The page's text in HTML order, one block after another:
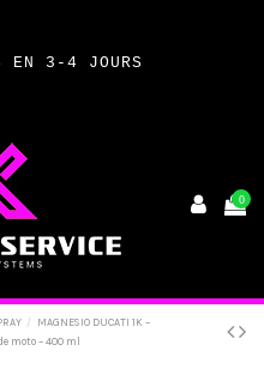
EN 3-4 JOURS
0
MAGNESIO DUCATI 1K –
moto – 400 ml